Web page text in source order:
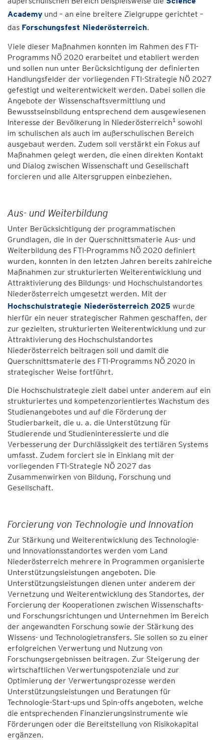
Academy und – an eine breitere Zielgruppe gerichtet –
das Forschungsfest Niederösterreich.
Viele dieser Maßnahmen konnten im Rahmen des FTI-
Programms NÖ 2020 erarbeitet und etabliert werden
und sollen nun unter Berücksichtigung der definierten
Handlungsfelder der vorliegenden FTI-Strategie NÖ 2027
gefestigt und weiterentwickelt werden. Dabei sollen die
Angebote der Wissenschaftsvermittlung und
Bewusstseinsbildung entsprechend dem ausgewiesenen
Interesse der Bevölkerung in Niederösterreich1 sowohl
im schulischen als auch im außerschulischen Bereich
ausgebaut werden. Zudem soll verstärkt ein Fokus auf
Maßnahmen gelegt werden, die einen direkten Kontakt
und Dialog zwischen Wissenschaft und Gesellschaft
forcieren und alle Altersgruppen einbeziehen.
Aus- und Weiterbildung
Unter Berücksichtigung der programmatischen
Grundlagen, die in der Querschnittsmaterie Aus- und
Weiterbildung des FTI-Programms NÖ 2020 definiert
wurden, konnten in den letzten Jahren bereits zahlreiche
Maßnahmen zur strukturierten Weiterentwicklung und
Attraktivierung des Bildungs- und Hochschulstandortes
Niederösterreich umgesetzt werden. Mit der
Hochschulstrategie Niederösterreich 2025 wurde
hierfür ein neuer strategischer Rahmen geschaffen, der
zur gezielten, strukturierten Weiterentwicklung und zur
Attraktivierung des Hochschulstandortes
Niederösterreich beitragen soll und damit die
Querschnittsmaterie des FTI-Programms NÖ 2020 in
strategischer Weise fortführt.
Die Hochschulstrategie zielt dabei unter anderem auf ein
strukturiertes und kompetenzorientiertes Wachstum des
Studienangebotes und auf die Förderung der
Studierbarkeit, die u. a. die Unterstützung für
Studierende und Studieninteressierte und die
Verbesserung der Durchlässigkeit des tertiären Systems
umfasst. Zudem forciert sie in Einklang mit der
vorliegenden FTI-Strategie NÖ 2027 das
Zusammenwirken von Bildung, Forschung und
Gesellschaft.
Forcierung von Technologie und Innovation
Zur Stärkung und Weiterentwicklung des Technologie-
und Innovationsstandortes werden vom Land
Niederösterreich mehrere in Programmen organisierte
Unterstützungsleistungen angeboten. Die
Unterstützungsleistungen dienen unter anderem der
Vernetzung und Weiterentwicklung des Standortes, der
Forcierung der Kooperationen zwischen Wissenschafts-
und Forschungsrichtungen und Unternehmen im Bereich
der angewandten Forschung sowie der Stärkung des
Wissens- und Technologietransfers. Sie sollen so zu einer
erfolgreichen Verwertung und Nutzung von
Forschungsergebnissen beitragen. Zur Steigerung der
wirtschaftlichen Verwertungspotenziale und zur
Optimierung der Verwertungsprozesse werden
Unterstützungsleistungen und Beratungen für
Technologie-Start-ups und Spin-offs angeboten, welche
die entsprechenden Finanzierungsinstrumente wie
Förderungen oder die Bereitstellung von Risikokapital
ergänzen.